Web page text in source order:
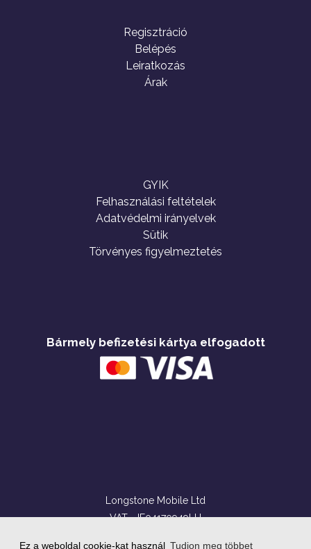
Ez a weboldal cookie-kat használ Tudjon meg többet
Regisztráció
Belépés
Leiratkozás
Árak
GYIK
Felhasználási feltételek
Adatvédelmi irányelvek
Sütik
Törvényes figyelmeztetés
Bármely befizetési kártya elfogadott
Longstone Mobile Ltd
VAT - IE04170949LH